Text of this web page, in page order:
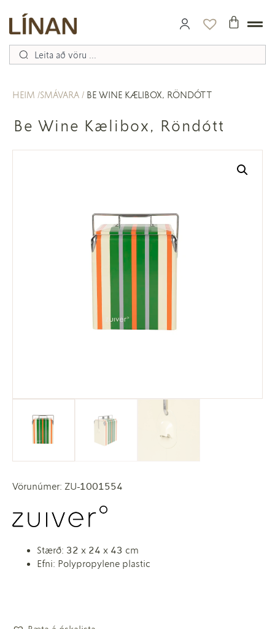
HEIM SMÁVARA BE WINE KÆLIBOX, RÖNDÓTT
Be Wine Kælibox, Röndótt
Vörunúmer: ZU-1001554
Stærð: 32 x 24 x 43 cm
Efni: Polypropylene plastic